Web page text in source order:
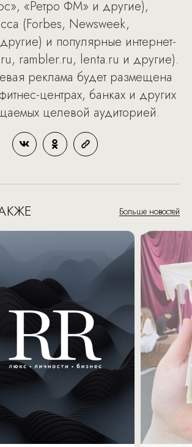
«Ретро ФМ» и другие),
(Forbes, Newsweek,
и популярные интернет-
rambler.ru, lenta.ru и другие).
реклама будет размещена
центрах, банках и других
целевой аудиторией.
Больше новостей